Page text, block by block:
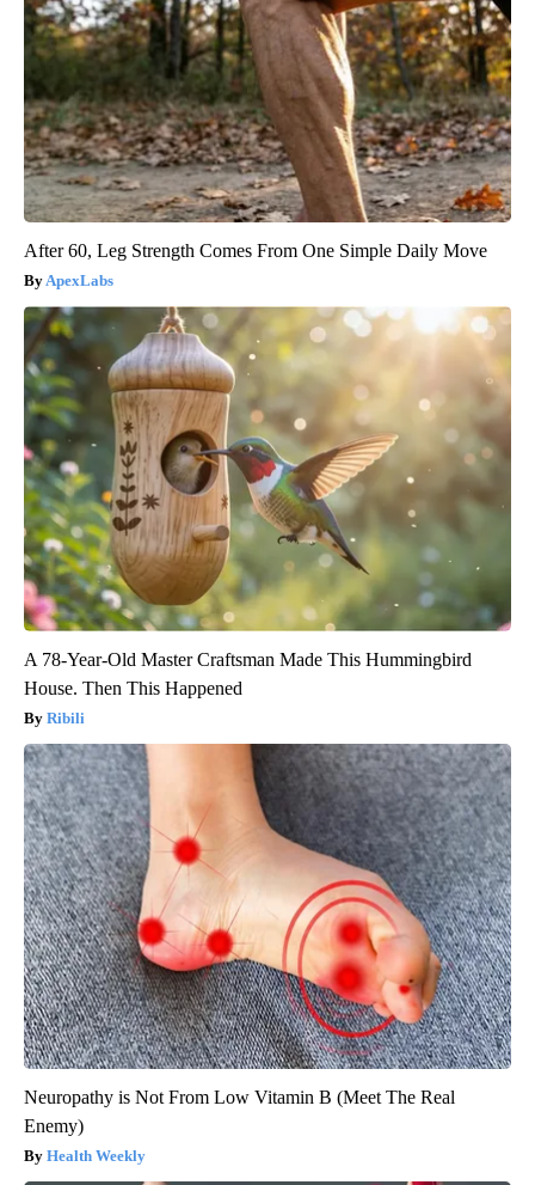
After 60, Leg Strength Comes From One Simple Daily Move
ApexLabs
A 78-Year-Old Master Craftsman Made This Hummingbird
House. Then This Happened
Ribili
Neuropathy is Not From Low Vitamin B (Meet The Real
Enemy)
Health Weekly